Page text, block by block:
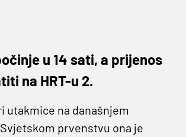
u 14 sati, a prijenos
na HRT-u 2.
utakmice na današnjem
prvenstvu ona je